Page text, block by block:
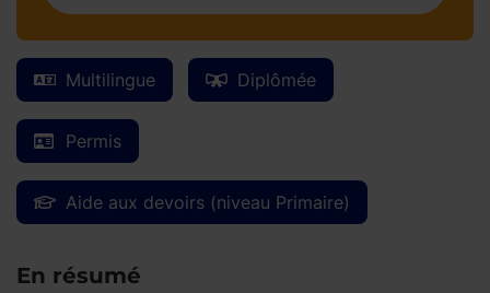
Multilingue Diplômée
Permis
Aide aux devoirs (niveau Primaire)
En résumé